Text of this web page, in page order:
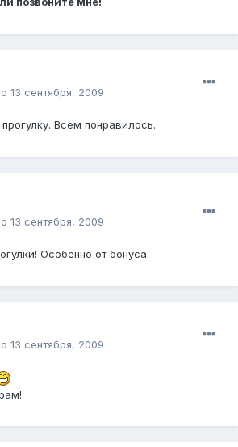
13 сентября, 2009
Всем понравилось.
13 сентября, 2009
Особенно от бонуса.
13 сентября, 2009